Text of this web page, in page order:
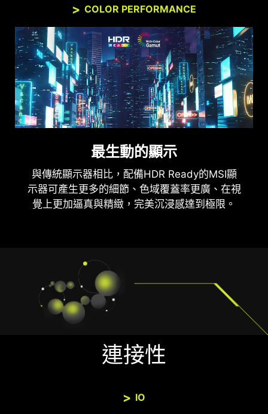
COLOR PERFORMANCE
最生動的顯示
與傳統顯示器相比，配備HDR Ready的MSI顯
示器可產生更多的細節、色域覆蓋率更廣、在視
覺上更加逼真與精緻，完美沉浸感達到極限。
連接性
IO